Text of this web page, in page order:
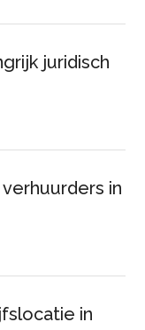
juridisch
in
in